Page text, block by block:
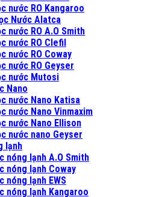
nước RO Kangaroo
Nước Alatca
nước RO A.O Smith
nước RO Clefil
nước RO Coway
nước RO Geyser
nước Mutosi
Nano
nước Nano Katisa
nước Nano Vinmaxim
nước Nano Ellison
nước nano Geyser
lạnh
nóng lạnh A.O Smith
nóng lạnh Coway
nóng lạnh EWS
nóng lạnh Kangaroo